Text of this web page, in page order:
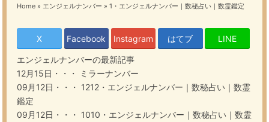
Home » エンジェルナンバー » 1・エンジェルナンバー｜数秘占い｜数霊鑑定
X Facebook Instagram はてブ LINE
エンジェルナンバーの最新記事
12月15日・・・
ミラーナンバー
09月12日・・・ 1212・エンジェルナンバー｜数秘占い｜数霊
鑑定
09月12日・・・ 1010・エンジェルナンバー｜数秘占い｜数霊